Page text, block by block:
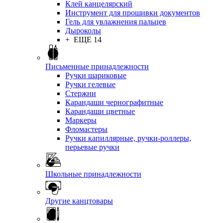
Клей канцелярский
Инструмент для прошивки документов
Гель для увлажнения пальцев
Дыроколы
+ ЕЩЕ 14
Письменные принадлежности
Ручки шариковые
Ручки гелевые
Стержни
Карандаши чернографитные
Карандаши цветные
Маркеры
Фломастеры
Ручки капиллярные, ручки-роллеры,
перьевые ручки
Школьные принадлежности
Другие канцтовары